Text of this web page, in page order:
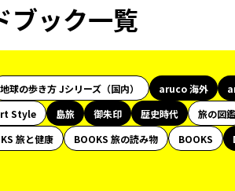
ブック一覧
地球の歩き方 Jシリーズ（国内） aruco 海外
Style 島旅 御朱印 歴史時代 旅の図鑑
旅と健康 BOOKS 旅の読み物 BOOKS